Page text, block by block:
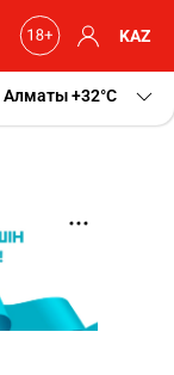
KAZ
Алматы+32 C